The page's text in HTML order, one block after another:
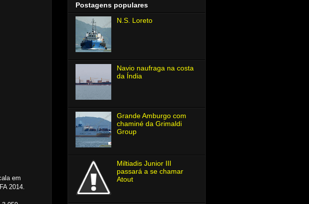
em
2014.
Postagens populares
N.S. Loreto
Navio naufraga na costa
da Índia
Grande Amburgo com
chaminé da Grimaldi
Group
Miltiadis Junior Ⅲ
passará a se chamar
Atout